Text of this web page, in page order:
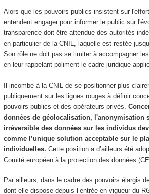
Alors que les pouvoirs publics insistent sur
entendent engager pour informer le public sur
transparence doit être attendue des autorités
en particulier de la CNIL, laquelle est restée
Son rôle ne doit pas se limiter à accompagner
en leur rappelant poliment le cadre juridique
Il incombe à la CNIL de se positionner plus
publiquement sur les lignes rouges à définir
pouvoirs publics et des opérateurs privés.
données de géolocalisation, l'anonymisation
irréversible des données sur les individus
comme l’unique solution acceptable sur le
individuelles. Cette position a d’ailleurs été
Comité européen à la protection des données
Par ailleurs, dans le cadre des pouvoirs élargis
dont elle dispose depuis l’entrée en vigueur du